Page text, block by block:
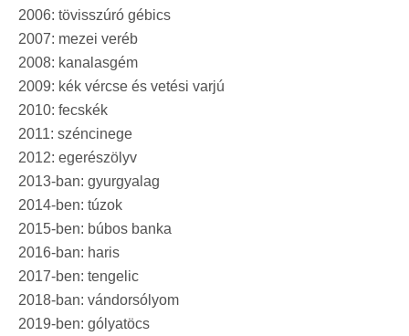
2006: tövisszúró gébics
2007: mezei veréb
2008: kanalasgém
2009: kék vércse és vetési varjú
2010: fecskék
2011: széncinege
2012: egerészölyv
2013-ban: gyurgyalag
2014-ben: túzok
2015-ben: búbos banka
2016-ban: haris
2017-ben: tengelic
2018-ban: vándorsólyom
2019-ben: gólyatöcs